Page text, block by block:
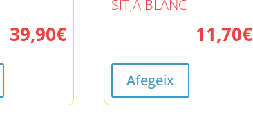
39,90€
SITJA BLANC
11,70€
Afegeix